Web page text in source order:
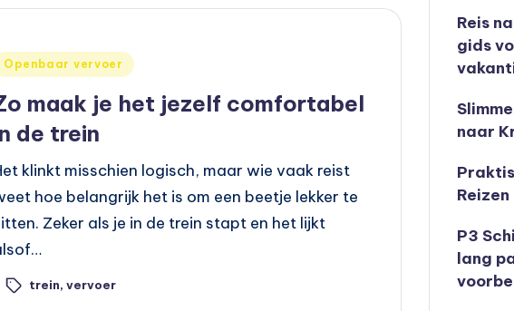
Openbaar vervoer
maak je het jezelf comfortabel
de trein
klinkt misschien logisch, maar wie vaak reist
hoe belangrijk het is om een beetje lekker te
Zeker als je in de trein stapt en het lijkt
trein, vervoer
Reis
gids
naar
P3
lang